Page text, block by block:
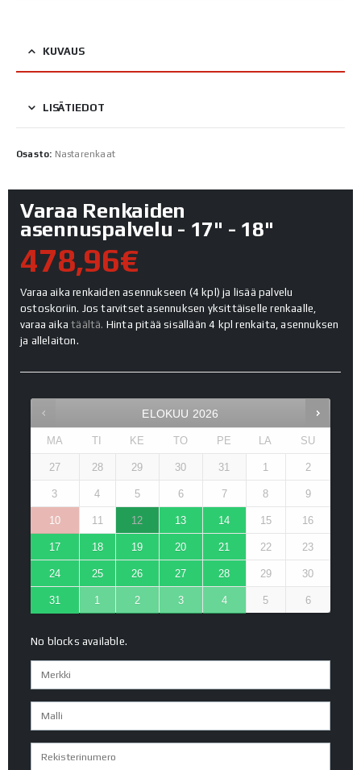
KUVAUS
LISÄTIEDOT
Osasto: Nastarenkaat
Varaa Renkaiden
asennuspalvelu - 17" - 18"
478,96€
Varaa aika renkaiden asennukseen (4 kpl) ja lisää palvelu
ostoskoriin. Jos tarvitset asennuksen yksittäiselle renkaalle,
varaa aikatäältä. Hinta pitää sisällään 4 kpl renkaita, asennuksen
ja allelaiton.
ELOKUU 2026
MA TI KE TO PE LA SU
27 28 29 30 31 1 2
3 4 5 6 7 8 9
10 11 12 13 14 15 16
17 18 19 20 21 22 23
24 25 26 27 28 29 30
31 1 2 3 4 5 6
No blocks available.